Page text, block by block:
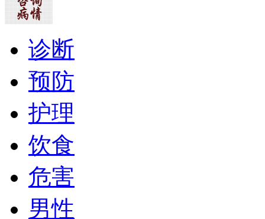
诊断
预防
护理
饮食
危害
男性